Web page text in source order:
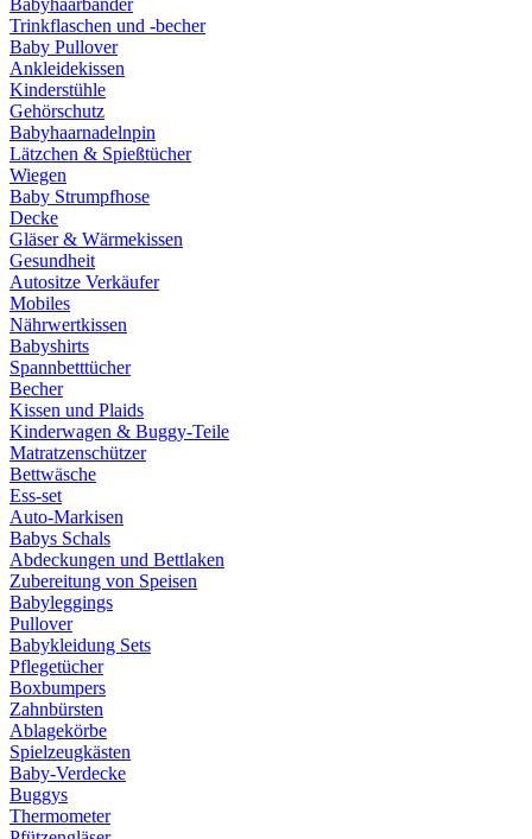
Babyhaarbänder
Trinkflaschen und -becher
Baby Pullover
Ankleidekissen
Kinderstühle
Gehörschutz
Babyhaarnadelnpin
Lätzchen & Spießtücher
Wiegen
Baby Strumpfhose
Decke
Gläser & Wärmekissen
Gesundheit
Autositze Verkäufer
Mobiles
Nährwertkissen
Babyshirts
Spannbetttücher
Becher
Kissen und Plaids
Kinderwagen & Buggy-Teile
Matratzenschützer
Bettwäsche
Ess-set
Auto-Markisen
Babys Schals
Abdeckungen und Bettlaken
Zubereitung von Speisen
Babyleggings
Pullover
Babykleidung Sets
Pflegetücher
Boxbumpers
Zahnbürsten
Ablagekörbe
Spielzeugkästen
Baby-Verdecke
Buggys
Thermometer